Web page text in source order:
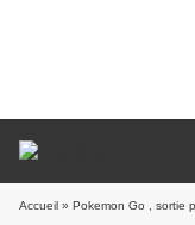
Accueil » Pokemon Go , sortie